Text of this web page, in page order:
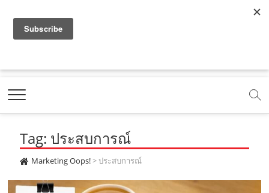
a
e
b
o
o
k
.
o
t
b
e
.
c
.
o
e
m
e
t
g
r
a
m
t
k
.
c
o
Marketing Oops!
DIGITAL | CREATIVE | ADVERTISING | CAMPAIGN |
Tag: ประสบการณ์
Marketing Oops!>ประสบการณ์